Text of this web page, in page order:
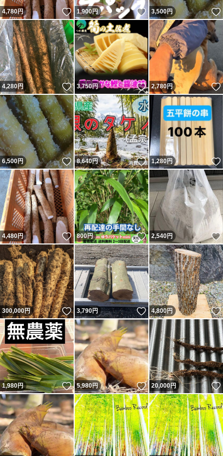
4,780円 いいね！
1,900円 いいね！
3,500円
4,280円 いいね！
3,750円 いいね！
2,780円
6,500円 いいね！
8,640円 いいね！
1,280円
4,480円 いいね！
800円 いいね！
2,540円
300,000円 いいね！
3,790円 いいね！
4,800円
1,980円 いいね！
5,980円 いいね！
20,000円